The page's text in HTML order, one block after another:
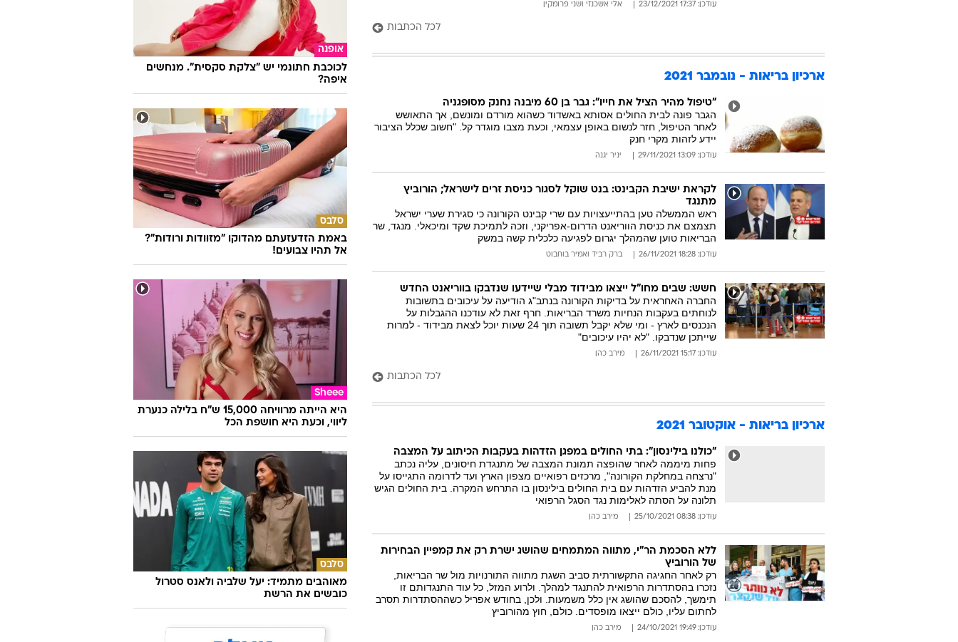
עודכן: 17:37 23/12/2021 אלי אשכנזי שני פרומקין
לכל הכתבות
ארכיון בריאות - נובמבר 2021
"טיפול מהיר הציל את חייו": גבר בן 60 מיבנה נחנק מסופגניה
הגבר פונה לבית החולים אסותא באשדוד כשהוא מורדם ומונשם, אך התאושש
לאחר הטיפול, חזר לנשום באופן עצמאי, וכעת מצבו מוגדר קל. "חשוב שכלל הציבור
יידע לזהות מקרי חנק
עודכן: 13:09 29/11/2021 יניר יגנה
לקראת ישיבת הקבינט: בנט שוקל לסגור כניסת זרים לישראל; הורוביץ
מתנגד
ראש הממשלה טען בהתייעצויות עם שרי קבינט הקורונה כי סגירת שערי ישראל
תצמצם את כניסת הווריאנט הדרום-אפריקני, וזכה לתמיכת שקד ומיכאלי. מנגד, שר
הבריאות טוען שהמהלך יגרום לפגיעה כלכלית קשה במשק
עודכן: 18:28 26/11/2021 ברק רביד אמיר בוחבוט
חשש: שבים מחו"ל ייצאו מבידוד מבלי שיידעו שנדבקו בווריאנט החדש
החברה האחראית על בדיקות הקורונה בנתב"ג הודיעה על עיכובים בתשובות
לנוחתים בעקבות הנחיות משרד הבריאות. חרף זאת לא עודכנו ההגבלות על
הנכנסים לארץ - ומי שלא יקבל תשובה תוך 24 שעות יוכל לצאת מבידוד - למרות
שייתכן שנדבקו. "לא יהיו עיכובים"
עודכן: 15:17 26/11/2021 מירב כהן
לכל הכתבות
ארכיון בריאות - אוקטובר 2021
"כולנו בילינסון": בתי החולים במפגן הזדהות בעקבות הכיתוב על המצבה
פחות מיממה לאחר שהופצה תמונת המצבה של מתנגדת חיסונים, עליה נכתב
"נרצחה במחלקת הקורונה", מרכזים רפואיים מצפון הארץ ועד לדרומה התגייסו על
מנת להביע הזדהות עם בית החולים בילינסון בו התרחש המקרה. בית החולים הגיש
תלונה על הסתה לאלימות נגד הסגל הרפואי
עודכן: 08:38 25/10/2021 מירב כהן
ללא הסכמת הר"י, מתווה המתמחים שהושג ישרת רק את קמפיין הבחירות
של הורוביץ
רק לאחר החגיגה התקשורתית סביב השגת מתווה התורנויות מול שר הבריאות,
נזכרו בהסתדרות הרפואית להתנגד למהלך. ולרוע המזל, כל עוד התנגדותם זו
תימשך, להסכם שהושג אין כלל משמעות. ולכן, בחודש אפריל כשההסתדרות תסרב
לחתום עליו, כולם ייצאו מופסדים. כולם, חוץ מהורוביץ
עודכן: 19:49 24/10/2021 מירב כהן
אופנה
לכוכבת חתונמי יש "צלקת סקסית". מנחשים
איפה?
סלבס
באמת הזדעזעתם מהדוקו "מזוודות ורודות"?
אל תהיו צבועים!
Sheee
היא הייתה מרוויחה 15,000 ש"ח בלילה כנערת
ליווי, וכעת היא חושפת הכל
סלבס
מאוהבים מתמיד: יעל שלביה ולאנס סטרול
כובשים את הרשת